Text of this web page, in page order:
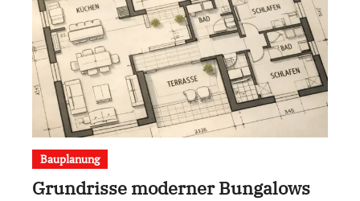
Bauplanung
Grundrisse moderner Bungalows